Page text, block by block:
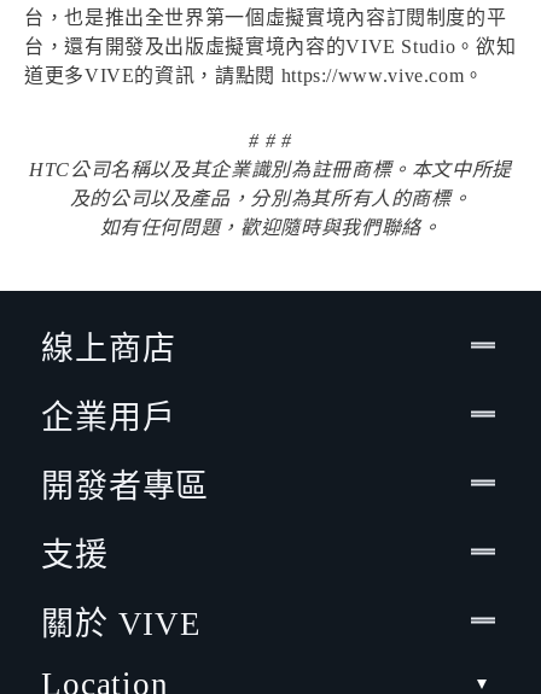
台，也是推出全世界第一個虛擬實境內容訂閱制度的平
台，還有開發及出版虛擬實境內容的VIVE Studio。欲知
道更多VIVE的資訊，請點閱 https://www.vive.com。
# # #
HTC公司名稱以及其企業識別為註冊商標。本文中所提
及的公司以及產品，分別為其所有人的商標。
如有任何問題，歡迎隨時與我們聯絡。
線上商店
企業用戶
開發者專區
支援
關於 VIVE
Location